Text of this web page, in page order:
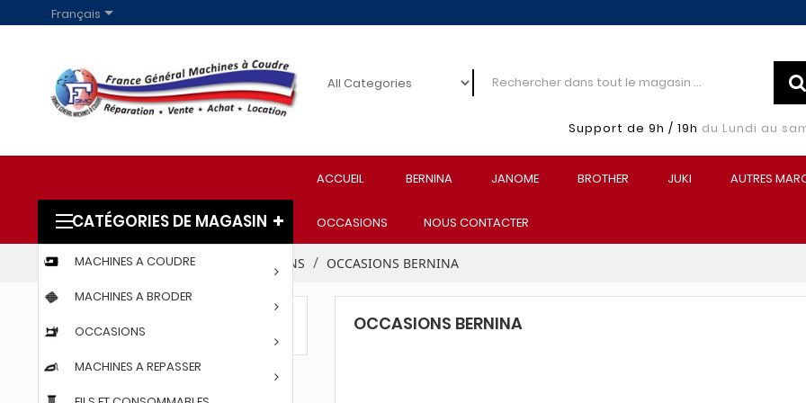
Français
Support de 9h / 19h du Lundi au
ACCUEIL BERNINA JANOME BROTHER JUKI AUTRES
OCCASIONS NOUS CONTACTER
CATÉGORIES DE MAGASIN
MACHINES A COUDRE
MACHINES A BRODER
OCCASIONS
MACHINES A REPASSER
Accueil PROFESSIONNELS OCCASIONS OCCASIONS BERNINA
OCCASIONS BERNINA OCCASIONS BERNINA